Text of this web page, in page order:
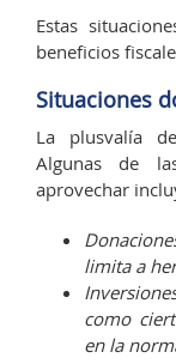
Estas
beneficios
Situaciones
La plusvalía
Algunas de
aprovechar
limita a
como
en la